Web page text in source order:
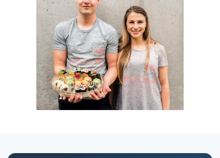
Propojení s bankou
Účetní a manažerské reporty
Ceník a sklady
One Stop Shop (OSS)
Všechny funkce
Pro uživatele iÚčto
Poptávka účetních služeb
Ceník účetních služeb
Pro koho je určené
Pro firmy
Pro živnostníky
Pro spolky Blog Kontakt
VYZKOUŠET ZDARMA PŘIHLÁSIT SE